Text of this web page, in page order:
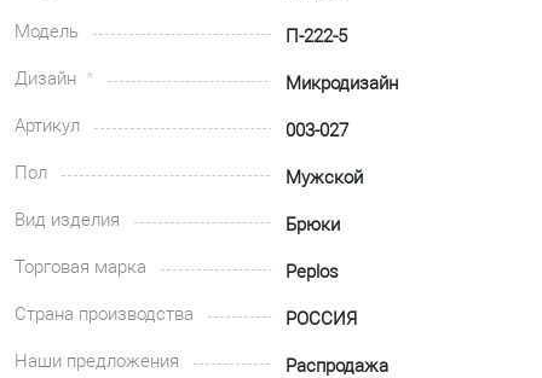
Модель
П-222-5
Дизайн
Микродизайн
Артикул
003-027
Пол
Мужской
Вид изделия
Брюки
Торговая марка
Peplos
Страна производства
РОССИЯ
Наши предложения
Распродажа